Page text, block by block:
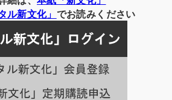
の
事
一
覧
ル新文化」 でお読みください